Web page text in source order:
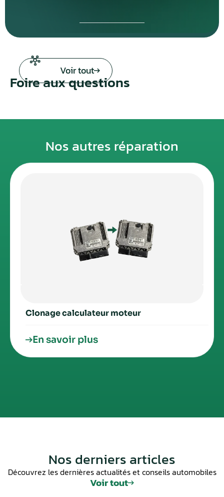
Voir tout
Foire aux questions
Nos autres réparation
Clonage calculateur moteur
En savoir plus
Nos derniers articles
Découvrez les dernières actualités et conseils automobiles
Voir tout